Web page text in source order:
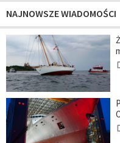
NAJNOWSZE WIADOMOŚCI